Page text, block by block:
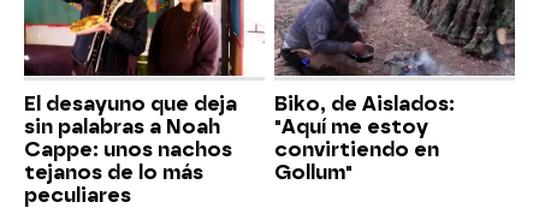
El desayuno que deja
sin palabras a Noah
Cappe: unos nachos
tejanos de lo más
peculiares
Biko, de Aislados:
"Aquí me estoy
convirtiendo en
Gollum"